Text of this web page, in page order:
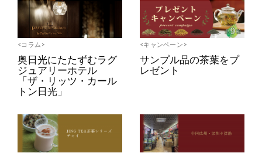
<コラム>
奥日光にたたずむラグ
ジュアリーホテル
「ザ・リッツ・カール
トン日光」
<キャンペーン>
サンプル品の茶葉をプ
レゼント